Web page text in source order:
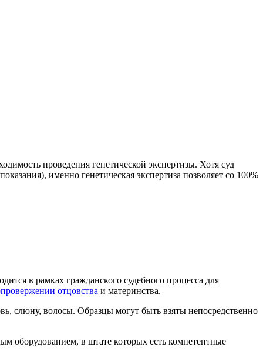
проведения генетической экспертизы. Хотя суд
именно генетическая экспертиза позволяет со 100%
в рамках гражданского судебного процесса для
отцовства и материнства.
слюну, волосы. Образцы могут быть взяты непосредственно
оборудованием, в штате которых есть компетентные